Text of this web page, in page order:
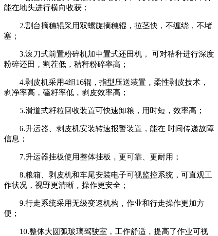
能在地头进行横向收获；
2.割台摘穗辊采用双螺旋摘穗辊，拉茎快，不缠绕，不堵
塞；
3.滚刀式前置粉碎机加中置式还田机， 可对秸秆进行深度
粉碎还田，割茬低，秸秆粉碎率高；
4.剥皮机采用4组16辊，指型压送装置，柔性剥皮技术，
剥净率高，磕籽率低，剥皮效率高；
5.滑道式籽粒回收装置可快速卸粮，用时短，效率高；
6.升运器、剥皮机安装转速报警装置，能在 时间传递故障
信息；
7.升运器挂板使用整体挂板，更可靠、更耐用；
8.粮箱、剥皮机和车尾安装电子可视监控系统，可直观工
作状况，视野更清晰，操作更安全；
9.行走系统采用无级变速机构，作业和行走操作更加方
便；
10.整体大圆弧玻璃驾驶室，工作舒适，提高了作业可视